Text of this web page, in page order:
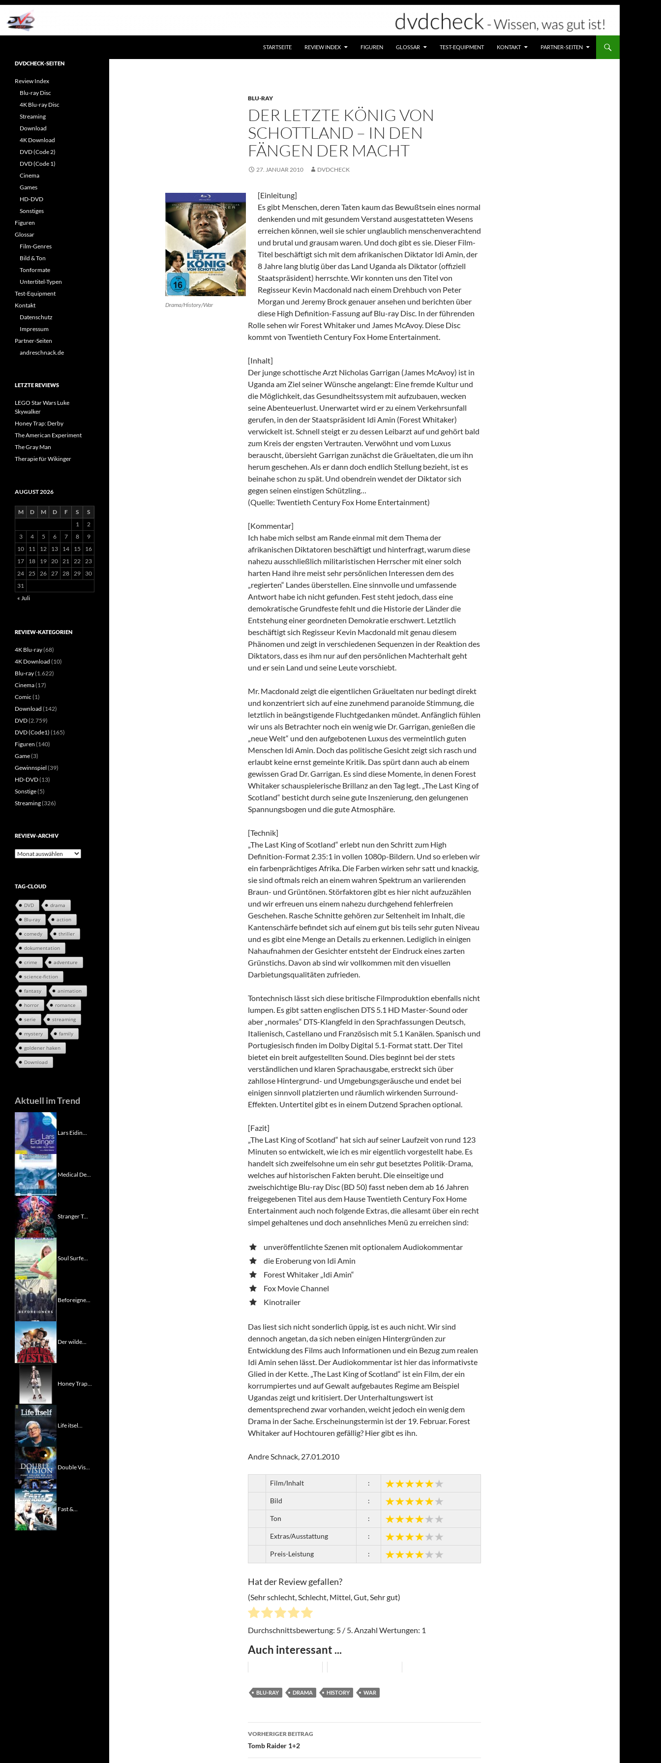
Zum
Inhalt
springen
STARTSEITE REVIEW INDEX FIGUREN GLOSSAR TEST-EQUIPMENT KONTAKT PARTNER-SEITEN
BLU-RAY
DER LETZTE KÖNIG VON
SCHOTTLAND – IN DEN
FÄNGEN DER MACHT
27. JANUAR 2010 DVDCHECK
Drama/History/War
[Einleitung]
Es gibt Menschen, deren Taten kaum das Bewußtsein eines normal
denkenden und mit gesundem Verstand ausgestatteten Wesens
erreichen können, weil sie schier unglaublich menschenverachtend
und brutal und grausam waren. Und doch gibt es sie. Dieser Film-
Titel beschäftigt sich mit dem afrikanischen Diktator Idi Amin, der
8 Jahre lang blutig über das Land Uganda als Diktator (offiziell
Staatspräsident) herrschte. Wir konnten uns den Titel von
Regisseur Kevin Macdonald nach einem Drehbuch von Peter
Morgan und Jeremy Brock genauer ansehen und berichten über
diese High Definition-Fassung auf Blu-ray Disc. In der führenden
Rolle sehen wir Forest Whitaker und James McAvoy. Diese Disc
kommt von Twentieth Century Fox Home Entertainment.
[Inhalt]
Der junge schottische Arzt Nicholas Garrigan (James McAvoy) ist in
Uganda am Ziel seiner Wünsche angelangt: Eine fremde Kultur und
die Möglichkeit, das Gesundheitssystem mit aufzubauen, wecken
seine Abenteuerlust. Unerwartet wird er zu einem Verkehrsunfall
gerufen, in den der Staatspräsident Idi Amin (Forest Whitaker)
verwickelt ist. Schnell steigt er zu dessen Leibarzt auf und gehört bald
zum Kreis der engsten Vertrauten. Verwöhnt und vom Luxus
berauscht, übersieht Garrigan zunächst die Gräueltaten, die um ihn
herum geschehen. Als er dann doch endlich Stellung bezieht, ist es
beinahe schon zu spät. Und obendrein wendet der Diktator sich
gegen seinen einstigen Schützling…
(Quelle: Twentieth Century Fox Home Entertainment)
[Kommentar]
Ich habe mich selbst am Rande einmal mit dem Thema der
afrikanischen Diktatoren beschäftigt und hinterfragt, warum diese
nahezu ausschließlich militaristischen Herrscher mit einer solch
harten Hand ihre meist sehr persönlichen Interessen dem des
„regierten“ Landes überstellen. Eine sinnvolle und umfassende
Antwort habe ich nicht gefunden. Fest steht jedoch, dass eine
demokratische Grundfeste fehlt und die Historie der Länder die
Entstehung einer geordneten Demokratie erschwert. Letztlich
beschäftigt sich Regisseur Kevin Macdonald mit genau diesem
Phänomen und zeigt in verschiedenen Sequenzen in der Reaktion des
Diktators, dass es ihm nur auf den persönlichen Machterhalt geht
und er sein Land und seine Leute vorschiebt.
Mr. Macdonald zeigt die eigentlichen Gräueltaten nur bedingt direkt
und konzentriert sich auf eine zunehmend paranoide Stimmung, die
letztlich in beängstigende Fluchtgedanken mündet. Anfänglich fühlen
wir uns als Betrachter noch ein wenig wie Dr. Garrigan, genießen die
„neue Welt“ und den aufgebotenen Luxus des vermeintlich guten
Menschen Idi Amin. Doch das politische Gesicht zeigt sich rasch und
erlaubt keine ernst gemeinte Kritik. Das spürt dann auch ab einem
gewissen Grad Dr. Garrigan. Es sind diese Momente, in denen Forest
Whitaker schauspielerische Brillanz an den Tag legt. „The Last King of
Scotland“ besticht durch seine gute Inszenierung, den gelungenen
Spannungsbogen und die gute Atmosphäre.
[Technik]
„The Last King of Scotland“ erlebt nun den Schritt zum High
Definition-Format 2.35:1 in vollen 1080p-Bildern. Und so erleben wir
ein farbenprächtiges Afrika. Die Farben wirken sehr satt und knackig,
sie sind oftmals reich an einem wahren Spektrum an variierenden
Braun- und Grüntönen. Störfaktoren gibt es hier nicht aufzuzählen
und wir erfreuen uns einem nahezu durchgehend fehlerfreien
Geschehen. Rasche Schnitte gehören zur Seltenheit im Inhalt, die
Kantenschärfe befindet sich auf einem gut bis teils sehr guten Niveau
und es gibt eine Menge an Details zu erkennen. Lediglich in einigen
Nahaufnahmen der Gesichter entsteht der Eindruck eines zarten
Grünstichs. Davon ab sind wir vollkommen mit den visuellen
Darbietungsqualitäten zufrieden.
Tontechnisch lässt sich diese britische Filmproduktion ebenfalls nicht
lumpen. Es gibt satten englischen DTS 5.1 HD Master-Sound oder
aber „normales“ DTS-Klangfeld in den Sprachfassungen Deutsch,
Italienisch, Castellano und Französisch mit 5.1 Kanälen. Spanisch und
Portugiesisch finden im Dolby Digital 5.1-Format statt. Der Titel
bietet ein breit aufgestellten Sound. Dies beginnt bei der stets
verständlichen und klaren Sprachausgabe, erstreckt sich über
zahllose Hintergrund- und Umgebungsgeräusche und endet bei
einigen sinnvoll platzierten und räumlich wirkenden Surround-
Effekten. Untertitel gibt es in einem Dutzend Sprachen optional.
[Fazit]
„The Last King of Scotland“ hat sich auf seiner Laufzeit von rund 123
Minuten so entwickelt, wie ich es mir eigentlich vorgestellt habe. Es
handelt sich zweifelsohne um ein sehr gut besetztes Politik-Drama,
welches auf historischen Fakten beruht. Die einseitige und
zweischichtige Blu-ray Disc (BD 50) fasst neben dem ab 16 Jahren
freigegebenen Titel aus dem Hause Twentieth Century Fox Home
Entertainment auch noch folgende Extras, die allesamt über ein recht
simpel gehaltenes und doch ansehnliches Menü zu erreichen sind:
unveröffentlichte Szenen mit optionalem Audiokommentar
die Eroberung von Idi Amin
Forest Whitaker „Idi Amin“
Fox Movie Channel
Kinotrailer
Das liest sich nicht sonderlich üppig, ist es auch nicht. Wir sind
dennoch angetan, da sich neben einigen Hintergründen zur
Entwicklung des Films auch Informationen und ein Bezug zum realen
Idi Amin sehen lässt. Der Audiokommentar ist hier das informativste
Glied in der Kette. „The Last King of Scotland“ ist ein Film, der ein
korrumpiertes und auf Gewalt aufgebautes Regime am Beispiel
Ugandas zeigt und kritisiert. Der Unterhaltungswert ist
dementsprechend zwar vorhanden, weicht jedoch ein wenig dem
Drama in der Sache. Erscheinungstermin ist der 19. Februar. Forest
Whitaker auf Hochtouren gefällig? Hier gibt es ihn.
Andre Schnack, 27.01.2010
Film/Inhalt :
Bild :
Ton :
Extras/Ausstattung :
Preis-Leistung :
Hat der Review gefallen?
(Sehr schlecht, Schlecht, Mittel, Gut, Sehr gut)
Durchschnittsbewertung: 5 / 5. Anzahl Wertungen: 1
Auch interessant ...
BLU-RAY DRAMA HISTORY WAR
Beitragsnavigation
VORHERIGER BEITRAG
Tomb Raider 1+2
Reviews rund ums Heimkino &
DVDCHECK-SEITEN
Review Index
Blu-ray Disc
4K Blu-ray Disc
Streaming
Download
4K Download
DVD (Code 2)
DVD (Code 1)
Cinema
Games
HD-DVD
Sonstiges
Figuren
Glossar
Film-Genres
Bild & Ton
Tonformate
Untertitel-Typen
Test-Equipment
Kontakt
Datenschutz
Impressum
Partner-Seiten
andreschnack.de
LETZTE REVIEWS
LEGO Star Wars Luke
Skywalker
Honey Trap: Derby
The American Experiment
The Gray Man
Therapie für Wikinger
AUGUST 2026
M D M D F S
S
1
2
3
4 5 6 7 8
9
10
11 12 13 14 15
16
17
18 19 20 21 22 23
24 25 26 27 28 29
30
31
« Juli
REVIEW-KATEGORIEN
4K Blu-ray(68)
4K Download (10)
Blu-ray(1.622)
Cinema(17)
Comic (1)
Download (142)
DVD(2.759)
DVD (Code1) (165)
Figuren (140)
Game(3)
Gewinnspiel (39)
HD-DVD(13)
Sonstige(5)
Streaming(326)
REVIEW-ARCHIV
Review-
TAG-CLOUD
DVD drama
Blu-ray action
comedy thriller
dokumentation
crime adventure
science-fiction
fantasy animation
horror romance
serie streaming
mystery family
goldener haken
Download
Aktuell im Trend
Lars Eidin...
Medical De...
Stranger T...
Soul Surfe...
Beforeigne...
Der wilde...
Honey Trap...
Life itsel...
Double Vis...
Fast &...